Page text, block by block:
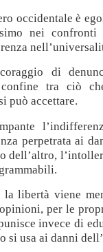
occidentale è
nei confronti
di
tra ciò
può accettare.
perpetrata ai
dell’altro,
la libertà viene
per le
invece di
si usa ai danni